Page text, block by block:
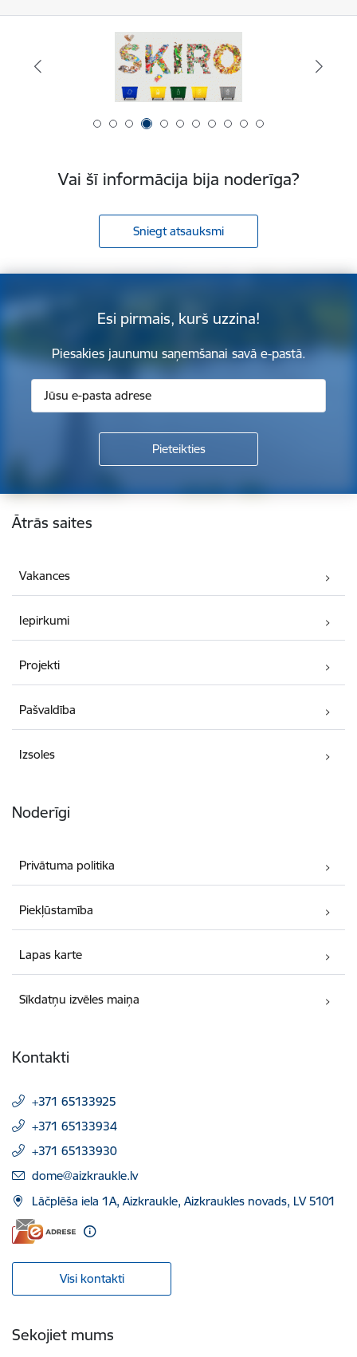
Vai šī informācija bija noderīga?
Sniegt atsauksmi
Esi pirmais, kurš uzzina!
Piesakies jaunumu saņemšanai savā e-pastā.
Kājene
Ātrās saites
Vakances
Iepirkumi
Projekti
Pašvaldība
Izsoles
Noderīgi
Privātuma politika
Piekļūstamība
Lapas karte
Sīkdatņu izvēles maiņa
Kontakti
+371 65133925
+371 65133934
+371 65133930
E-pasts:
dome@aizkraukle.lv
Lāčplēša iela 1A, Aizkraukle, Aizkraukles novads, LV 5101
Visi kontakti
Sekojiet mums